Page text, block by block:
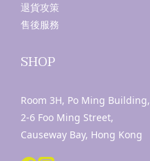
退貨攻策
售後服務
SHOP
Room 3H, Po Ming Building,
2-6 Foo Ming Street,
Causeway Bay, Hong Kong